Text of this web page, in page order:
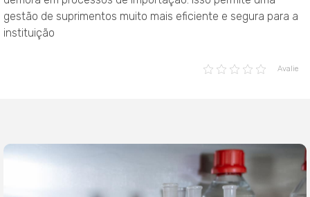
gestão de suprimentos muito mais eficiente e segura para a
instituição
Avalie